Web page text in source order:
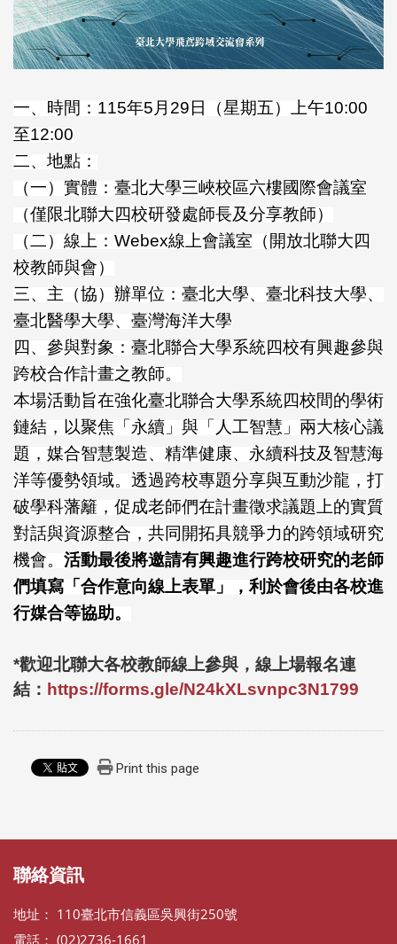
一、時間：115年5月29日（星期五）上午10:00
至12:00
二、地點：
（一）實體：臺北大學三峽校區六樓國際會議室
（僅限北聯大四校研發處師長及分享教師）
（二）線上：Webex線上會議室（開放北聯大四
校教師與會）
三、主（協）辦單位：臺北大學、臺北科技大學、
臺北醫學大學、臺灣海洋大學
四、參與對象：臺北聯合大學系統四校有興趣參與
跨校合作計畫之教師。
本場活動旨在強化臺北聯合大學系統四校間的學術
鏈結，以聚焦「永續」與「人工智慧」兩大核心議
題，媒合智慧製造、精準健康、永續科技及智慧海
洋等優勢領域。透過跨校專題分享與互動沙龍，打
破學科藩籬，促成老師們在計畫徵求議題上的實質
對話與資源整合，共同開拓具競爭力的跨領域研究
機會。 活動最後將邀請有興趣進行跨校研究的老師
們填寫「合作意向線上表單」，利於會後由各校進
行媒合等協助。
*歡迎北聯大各校教師線上參與，線上場報名連
結： https://forms.gle/N24kXLsvnpc3N1799
Print this page
聯絡資訊
地址： 110臺北市信義區吳興街250號
電話： (02)2736-1661